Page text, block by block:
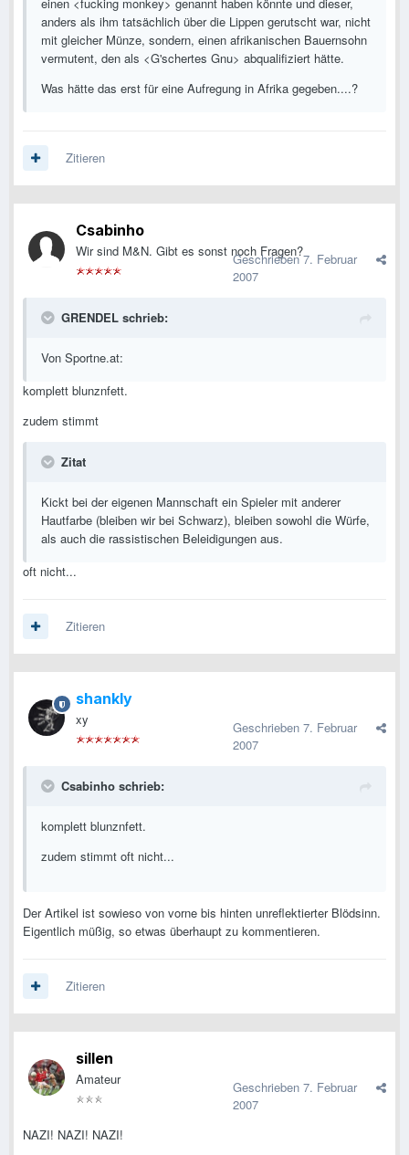
einen <fucking monkey> genannt haben könnte und dieser,
anders als ihm tatsächlich über die Lippen gerutscht war, nicht
mit gleicher Münze, sondern, einen afrikanischen Bauernsohn
vermutent, den als <G'schertes Gnu> abqualifiziert hätte.
Was hätte das erst für eine Aufregung in Afrika gegeben....?
Zitieren
Csabinho
Wir sind M&N. Gibt es sonst noch Fragen?
Geschrieben7. Februar
2007
GRENDEL schrieb:
Von Sportne.at:
komplett blunznfett.
zudem stimmt
Zitat
Kickt bei der eigenen Mannschaft ein Spieler mit anderer
Hautfarbe (bleiben wir bei Schwarz), bleiben sowohl die Würfe,
als auch die rassistischen Beleidigungen aus.
oft nicht...
Zitieren
shankly
xy Geschrieben 7. Februar
2007
Csabinho schrieb:
komplett blunznfett.
zudem stimmt oft nicht...
Der Artikel ist sowieso von vorne bis hinten unreflektierter Blödsinn.
Eigentlich müßig, so etwas überhaupt zu kommentieren.
Zitieren
sillen
Amateur Geschrieben 7. Februar
2007
NAZI! NAZI! NAZI!